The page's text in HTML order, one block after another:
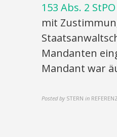
153 Abs. 2 StPO
mit
Mandanten
Mandant war
Posted by STERN in